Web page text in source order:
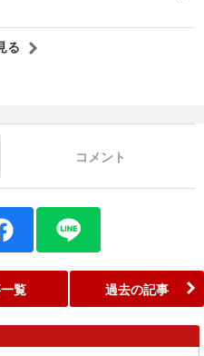
る
コメント
覧 過去の記事